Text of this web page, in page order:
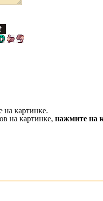
на картинке.
на картинке, нажмите на